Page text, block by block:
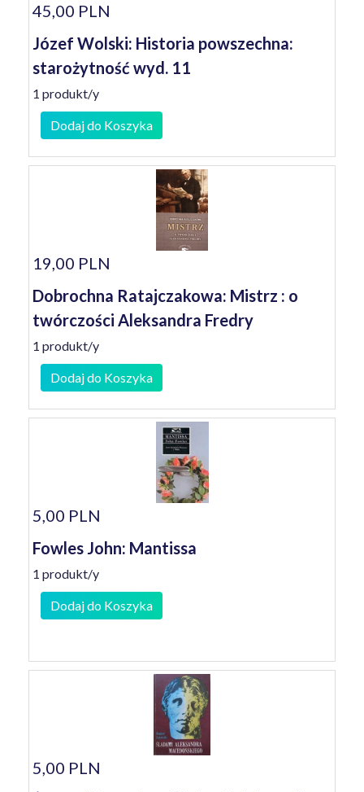
45,00 PLN
Józef Wolski: Historia powszechna:
starożytność wyd. 11
1 produkt/y
Dodaj do Koszyka
19,00 PLN
Dobrochna Ratajczakowa: Mistrz : o
twórczości Aleksandra Fredry
1 produkt/y
Dodaj do Koszyka
5,00 PLN
Fowles John: Mantissa
1 produkt/y
Dodaj do Koszyka
5,00 PLN